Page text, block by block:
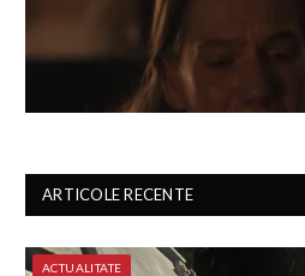
ARTICOLE RECENTE
ACTUALITATE